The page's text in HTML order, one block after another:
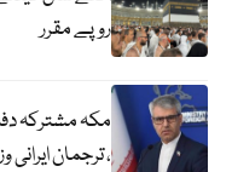
روپے مقرر
مکہ مشترکہ
، ترجمان